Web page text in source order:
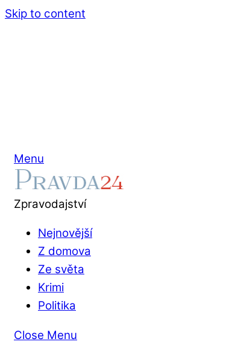
Skip to content
Menu
Zpravodajství
Nejnovější
Z domova
Ze světa
Krimi
Politika
Close Menu